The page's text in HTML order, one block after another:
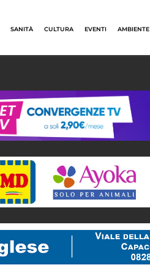
SANITÀ CULTURA EVENTI AMBIENTE